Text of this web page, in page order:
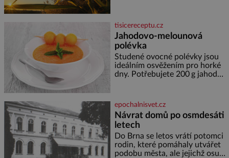
lodě, zapisovat první texty a
inspiroval řadu pověstí. Tato
skromná, ale užitečná rostlina
provází člověka už tisíce let.
Většina lidí vnímá rákos jen jako
obyčejnou kulisu letního
koupání. Stačí se však podívat
tisicereceptu.cz
Jahodovo-melounová
polévka
Studené ovocné polévky jsou
ideálním osvěžením pro horké
dny. Potřebujete 200 g jahod
cukru krystal 1 lžíci medu 200 g
zakysané sm
epochalnisvet.cz
Návrat domů po osmdesáti
letech
Do Brna se letos vrátí potomci
rodin, které pomáhaly utvářet
podobu města, ale jejichž osudy